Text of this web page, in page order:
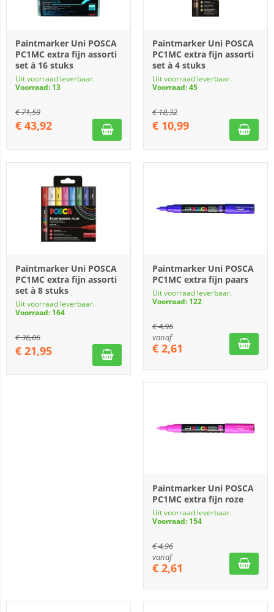
Paintmarker Uni POSCA
PC1MC extra fijn assorti
set à 16 stuks
Uit voorraad leverbaar.
Voorraad: 13
€71,59
€ 43,92
Paintmarker Uni POSCA
PC1MC extra fijn assorti
set à 4 stuks
Uit voorraad leverbaar.
Voorraad: 45
€18,32
€ 10,99
Paintmarker Uni POSCA
PC1MC extra fijn assorti
set à 8 stuks
Uit voorraad leverbaar.
Voorraad: 164
€36,06
€ 21,95
Paintmarker Uni POSCA
PC1MC extra fijn paars
Uit voorraad leverbaar.
Voorraad: 122
€4,96
vanaf
€ 2,61
Paintmarker Uni POSCA
PC1MC extra fijn roze
Uit voorraad leverbaar.
Voorraad: 154
€4,96
vanaf
€ 2,61